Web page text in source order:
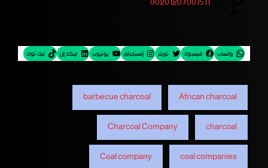
واتساب فيسبوك تويتر إنستجرام يوتيوب لينكد إن تيك توك
African charcoal
barbecue charcoal
charcoal
Charcoal Company
coal companies
Coal company